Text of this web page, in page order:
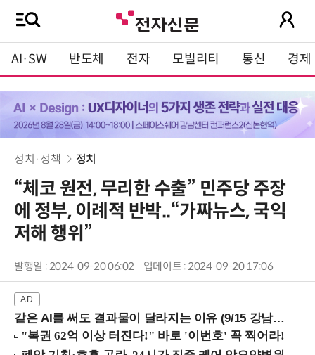
AI·SW 반도체 전자 모빌리티 통신 경제
정치·정책 정치
“체코 원전, 무리한 수출” 민주당 주장
에 정부, 이례적 반박..“가짜뉴스, 국익
저해 행위”
발행일 : 2024-09-20 06:02 업데이트 : 2024-09-20 17:06
같은 AI를 써도 결과물이 달라지는 이유 (9/15 강남역)